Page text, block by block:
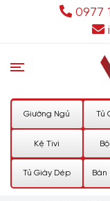
0977
Giường Ngủ Tủ
Kệ Tivi
Tủ Giày Dép Bàn